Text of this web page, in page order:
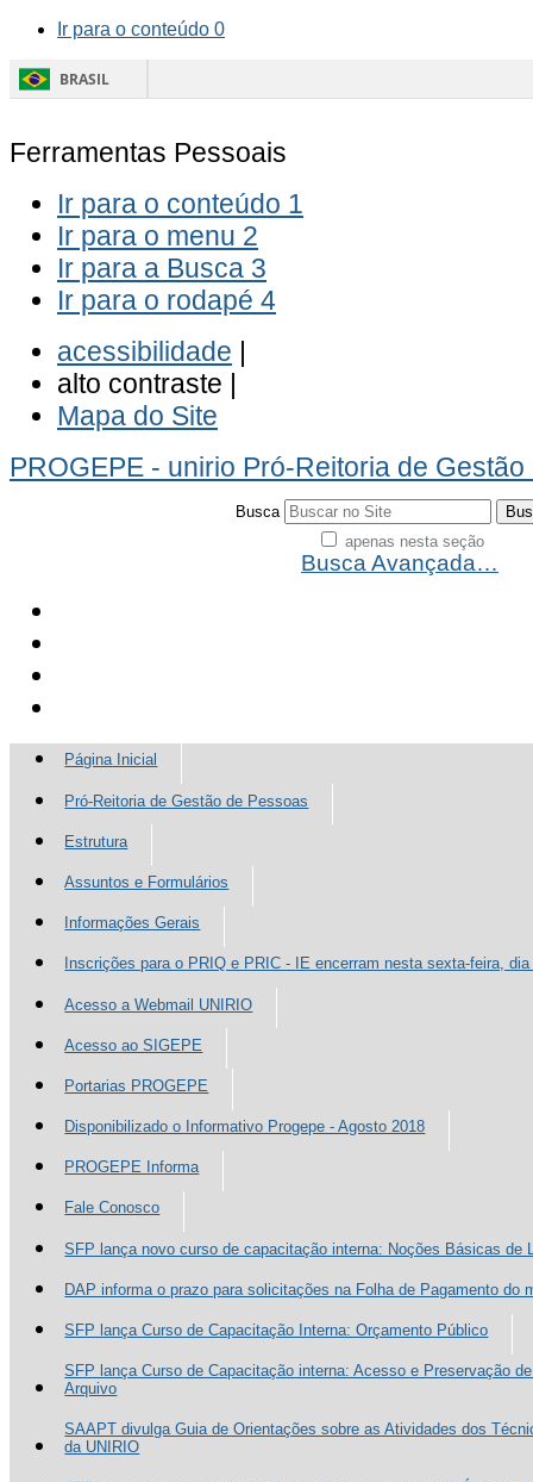
Ir para o conteúdo 0
BRASIL
Ferramentas Pessoais
Ir para o conteúdo 1
Ir para o menu 2
Ir para a Busca 3
Ir para o rodapé 4
acessibilidade |
alto contraste |
Mapa do Site
PROGEPE - unirio Pró-Reitoria de
Busca
apenas nesta seção
Busca Avançada…
Página Inicial
Pró-Reitoria de Gestão de Pessoas
Estrutura
Assuntos e Formulários
Informações Gerais
Inscrições para o PRIQ e PRIC - IE encerram nesta sexta-feira, dia
Acesso a Webmail UNIRIO
Acesso ao SIGEPE
Portarias PROGEPE
Disponibilizado o Informativo Progepe - Agosto 2018
PROGEPE Informa
Fale Conosco
SFP lança novo curso de capacitação interna: Noções Básicas de
DAP informa o prazo para solicitações na Folha de Pagamento do
SFP lança Curso de Capacitação Interna: Orçamento Público
SFP lança Curso de Capacitação interna: Acesso e Preservação
Arquivo
SAAPT divulga Guia de Orientações sobre as Atividades dos
da UNIRIO